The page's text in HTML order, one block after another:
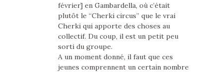
février] en Gambardella, où c’était
plutôt le “Cherki circus” que le vrai
Cherki qui apporte des choses au
collectif. Du coup, il est un petit peu
sorti du groupe.
A un moment donné, il faut que ces
jeunes comprennent un certain nombre